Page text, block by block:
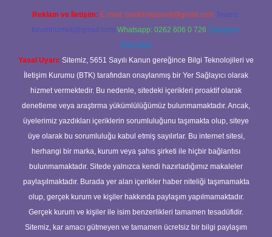
Reklam ve İletişim: E-mail: backlinkpaneli@gmail.com Teams:
forumhizmeti@gmail.com Whatsapp: 0262 606 0 726 Telegram:
@karabul
Yasal Uyarı: Sitemiz, 5651 Sayılı Kanun gereğince Bilgi Teknolojileri ve
İletişim Kurumu (BTK) tarafından onaylanmış bir Yer Sağlayıcı olarak
hizmet vermektedir. Bu nedenle, sitedeki içerikleri proaktif olarak
denetleme veya araştırma yükümlülüğümüz bulunmamaktadır. Ancak,
üyelerimiz yazdıkları içeriklerin sorumluluğunu taşımakta olup, siteye
üye olarak bu sorumluluğu kabul etmiş sayılırlar. Bu internet sitesi,
herhangi bir marka, kurum veya şahıs şirketi ile hiçbir bağlantısı
bulunmamaktadır. Sitede yalnızca kendi hazırladığımız makaleler
paylaşılmaktadır. Burada yer alan içerikler haber niteliği taşımamakta
olup, gerçek kurum ve kişiler hakkında paylaşım yapılmamaktadır.
Gerçek kurum ve kişiler ile isim benzerlikleri tamamen tesadüfidir.
Sitemiz, kar amacı gütmeyen ve tamamen ücretsiz bir bilgi paylaşım